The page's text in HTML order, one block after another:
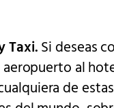
Taxi.Si deseas
al
de